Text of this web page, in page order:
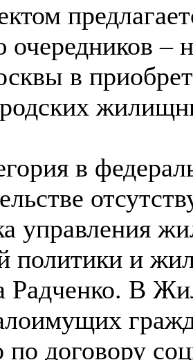
очередников
в
в
управления
политики и
Радченко. В
по договору